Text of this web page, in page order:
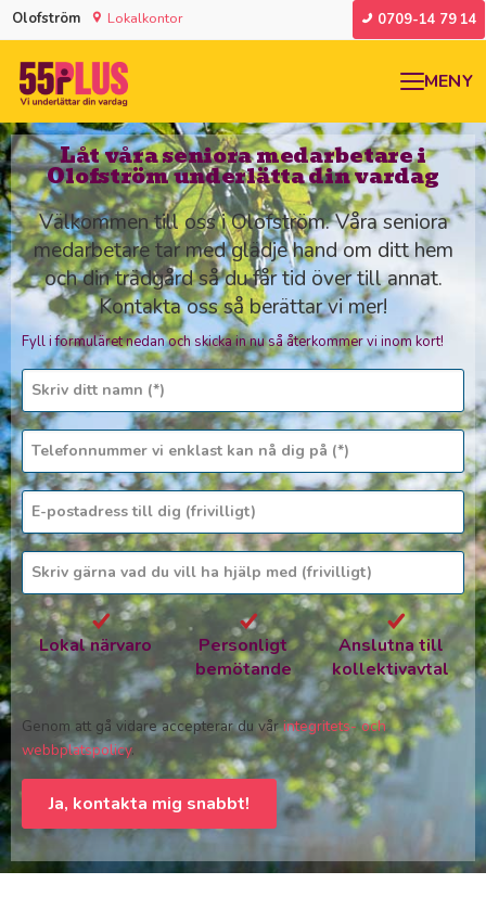
Olofström Lokalkontor 0709-14 79 14
MENY
Låt våra seniora medarbetare i
Olofström underlätta din vardag
Välkommen till oss i Olofström. Våra seniora
medarbetare tar med glädje hand om ditt hem
och din trädgård så du får tid över till annat.
Kontakta oss så berättar vi mer!
Fyll i formuläret nedan och skicka in nu så återkommer vi inom kort!
Lokal närvaro
Personligt
bemötande
Anslutna till
kollektivavtal
Genom att gå vidare accepterar du vårintegritets- och
webbplatspolicy.
Ja, kontakta mig snabbt!